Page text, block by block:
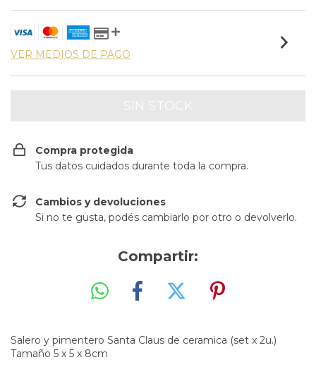
VER MEDIOS DE PAGO
Compra protegida
Tus datos cuidados durante toda la compra.
Cambios y devoluciones
Si no te gusta, podés cambiarlo por otro o devolverlo.
Compartir:
Salero y pimentero Santa Claus de ceramica (set x 2u.)
Tamaño 5 x 5 x 8cm